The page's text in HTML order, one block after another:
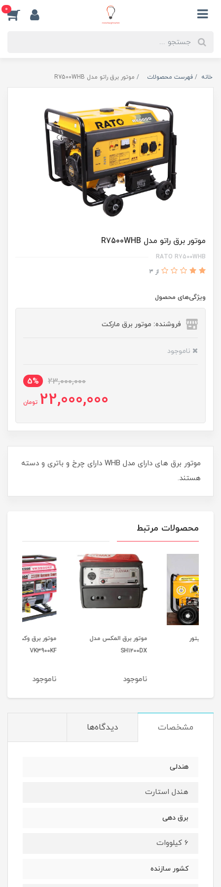
0
خانه فهرست محصولات موتور برق راتو مدل R7500WHB
موتور برق راتو مدل R7500WHB
RATO R7500WHB
از 3
ویژگی‌های محصول
فروشنده: موتور برق مارکت
ناموجود
23,000,000
5%
22,000,000 تومان
موتور برق های دارای مدل WHB دارای چرخ و باتری و دسته
هستند.
محصولات مرتبط
موتور برق المکس مدل
موتور برق وکسون مدل
مشخصات دیدگاه‌ها
هندلی
هندل استارت
برق دهی
6 کیلووات
کشور سازنده